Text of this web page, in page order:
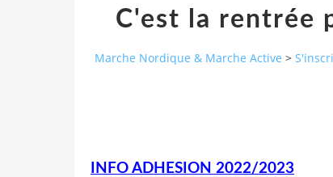
C'est la rentrée
Marche Nordique & Marche Active >
INFO ADHESION 2022/2023